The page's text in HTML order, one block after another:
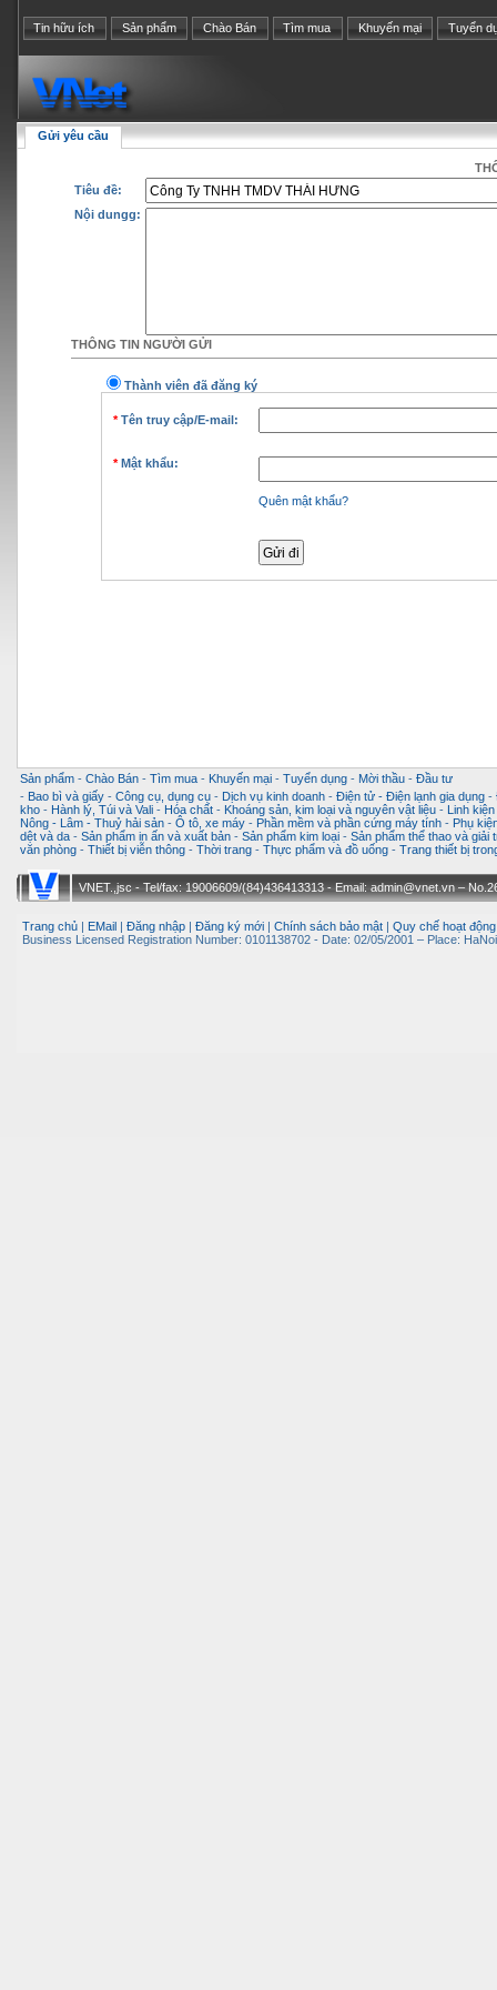
Tin hữu ích Sản phẩm Chào Bán Tìm mua Khuyến mại Tuyển
Gửi yêu cầu
Tiêu đề:
Nội dungg:
THÔNG TIN NGƯỜI GỬI
Thành viên đã đăng ký
*Tên truy cập/E-mail:
* Mật khẩu:
Quên mật khẩu?
Sản phẩm - Chào Bán - Tìm mua - Khuyến mại - Tuyển dụng - Mời thầu - Đầu tư
- Bao bì và giấy - Công cụ, dụng cụ - Dịch vụ kinh doanh - Điện tử - Điện lạnh gia dụng -
kho - Hành lý, Túi và Vali - Hóa chất - Khoáng sản, kim loại và nguyên vật liệu -
Linh
Nông - Lâm - Thuỷ hải sản - Ô tô, xe máy - Phần mềm và phần cứng máy tính - Phụ
dệt và da - Sản phẩm in ấn và xuất bản - Sản phẩm kim loại - Sản phẩm thể thao và giải
văn phòng - Thiết bị viễn thông - Thời trang - Thực phẩm và đồ uống - Trang thiết bị
VNET.,jsc - Tel/fax: 19006609/(84)436413313 - Email: admin@vnet.vn –
Trang chủ EMail Đăng nhập Đăng ký mới Chính sách bảo mật Quy chế hoạt động
Business Licensed Registration Number: 0101138702 - Date: 02/05/2001 – Place: